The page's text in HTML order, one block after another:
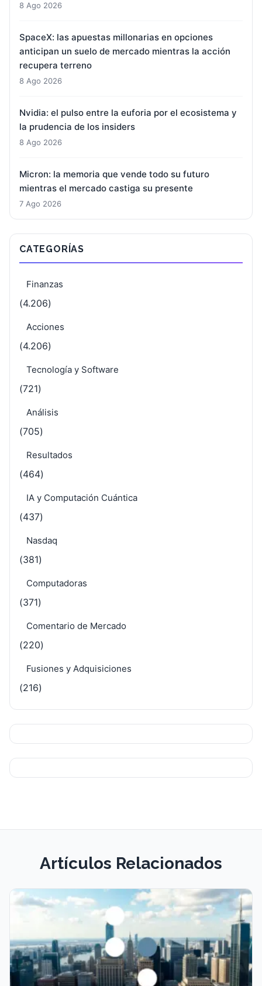
8 Ago 2026
SpaceX: las apuestas millonarias en opciones
anticipan un suelo de mercado mientras la acción
recupera terreno
8 Ago 2026
Nvidia: el pulso entre la euforia por el ecosistema y
la prudencia de los insiders
8 Ago 2026
Micron: la memoria que vende todo su futuro
mientras el mercado castiga su presente
7 Ago 2026
CATEGORÍAS
Finanzas
(4.206)
Acciones
(4.206)
Tecnología y Software
(721)
Análisis
(705)
Resultados
(464)
IA y Computación Cuántica
(437)
Nasdaq
(381)
Computadoras
(371)
Comentario de Mercado
(220)
Fusiones y Adquisiciones
(216)
Artículos Relacionados